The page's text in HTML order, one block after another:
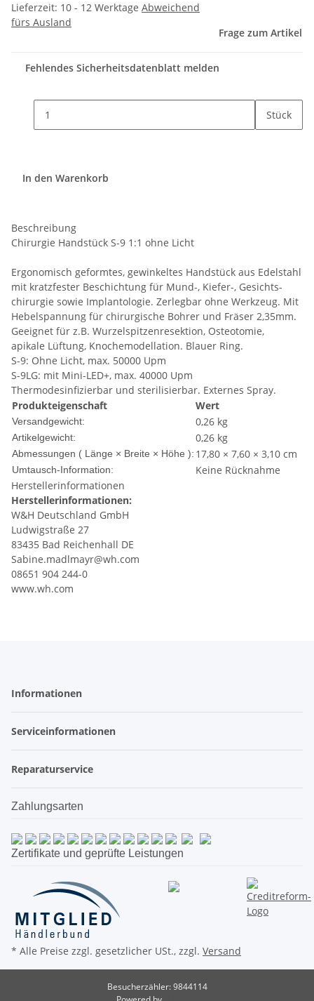
Lieferzeit: 10 - 12 Werktage Abweichend
fürs Ausland
Frage zum Artikel
Fehlendes Sicherheitsdatenblatt melden
Stück
In den Warenkorb
Beschreibung
Chirurgie Handstück S-9 1:1 ohne Licht
Ergonomisch geformtes, gewinkeltes Handstück aus Edelstahl
mit kratzfester Beschichtung für Mund-, Kiefer-, Gesichts-
chirurgie sowie Implantologie. Zerlegbar ohne Werkzeug. Mit
Hebelspannung für chirurgische Bohrer und Fräser 2,35mm.
Geeignet für z.B. Wurzelspitzenresektion, Osteotomie,
apikale Lüftung, Knochemodellation. Blauer Ring.
S-9: Ohne Licht, max. 50000 Upm
S-9LG: mit Mini-LED+, max. 40000 Upm
Thermodesinfizierbar und sterilisierbar. Externes Spray.
Produkteigenschaft
Wert
Versandgewicht: 0,26 kg
Artikelgewicht: 0,26 kg
Abmessungen ( Länge × Breite × Höhe ): 17,80 × 7,60 × 3,10 cm
Umtausch-Information:
Keine Rücknahme
Herstellerinformationen
Herstellerinformationen:
W&H Deutschland GmbH
Ludwigstraße 27
83435 Bad Reichenhall DE
Sabine.madlmayr@wh.com
08651 904 244-0
www.wh.com
Informationen
Serviceinformationen
Reparaturservice
Zahlungsarten
Zertifikate und geprüfte Leistungen
* Alle Preise zzgl. gesetzlicher USt., zzgl. Versand
Besucherzähler: 9844114